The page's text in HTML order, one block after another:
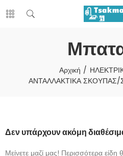
Αρχική
ΑΝΤΑΛΛΑΚΤΙΚΑ ΣΚΟΥΠΑΣ/
Δεν υπάρχουν ακόμη
Μείνετε μαζί μας! Περισσότερα